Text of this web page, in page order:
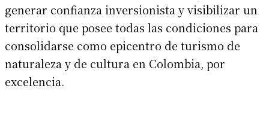
generar confianza inversionista y visibilizar un
territorio que posee todas las condiciones para
consolidarse como epicentro de turismo de
naturaleza y de cultura en Colombia, por
excelencia.